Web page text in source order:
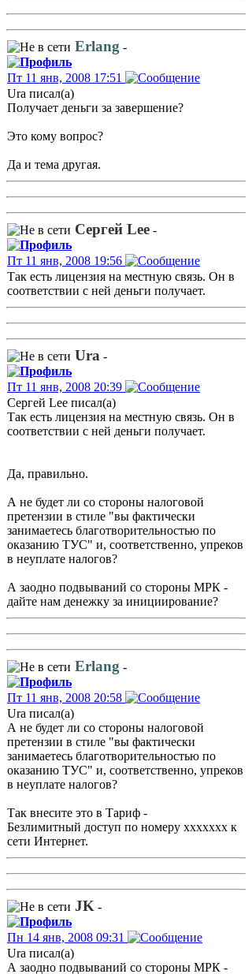
Erlang -
Пт 11 янв, 2008 17:51
Ura писал(а)
Получает деньги за завершение?
Это кому вопрос?
Да и тема другая.
Сергей Lee -
Пт 11 янв, 2008 19:56
Так есть лицензия на местную связь. Он в
соответствии с ней деньги получает.
Ura -
Пт 11 янв, 2008 20:39
Сергей Lee писал(а)
Так есть лицензия на местную связь. Он в
соответствии с ней деньги получает.
Да, правильно.
А не будет ли со стороны налоговой
претензии в стиле "вы фактически
занимаетесь благотворительностью по
оказанию ТУС" и, соответственно, упреков
в неуплате налогов?
А заодно подвываний со стороны МРК -
дайте нам денежку за инициирование?
Erlang -
Пт 11 янв, 2008 20:58
Ura писал(а)
А не будет ли со стороны налоговой
претензии в стиле "вы фактически
занимаетесь благотворительностью по
оказанию ТУС" и, соответственно, упреков
в неуплате налогов?
Так внесите это в Тариф -
Безлимитный доступ по номеру ххххххх к
сети Интернет.
JK -
Пн 14 янв, 2008 09:31
Ura писал(а)
А заодно подвываний со стороны МРК -